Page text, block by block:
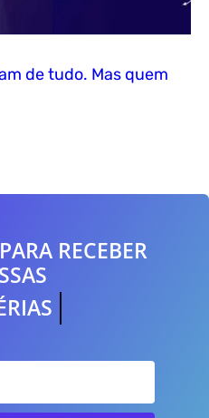
de tudo. Mas quem
RECEBER